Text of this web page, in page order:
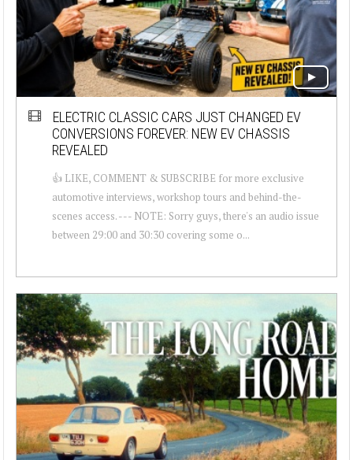
ELECTRIC CLASSIC CARS JUST CHANGED EV
CONVERSIONS FOREVER: NEW EV CHASSIS
REVEALED
👍 LIKE, COMMENT & SUBSCRIBE for more exclusive
automotive interviews, workshop tours and behind-the-
scenes access. --- NOTE: Sorry guys, there's an audio issue
between 29:00 and 30:30 covering some o...